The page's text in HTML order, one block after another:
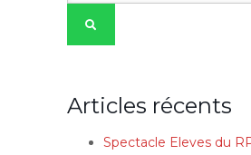
Articles récents
Spectacle Eleves du